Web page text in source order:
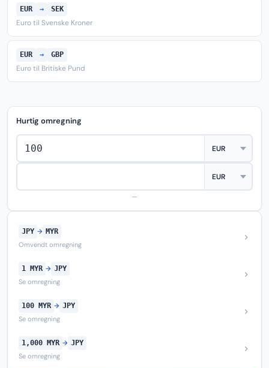
EUR → SEK
Euro til Svenske Kroner
EUR → GBP
Euro til Britiske Pund
Hurtig omregning
—
JPY → MYR
Omvendt omregning
1 MYR → JPY
Se omregning
100 MYR → JPY
Se omregning
1,000 MYR → JPY
Se omregning